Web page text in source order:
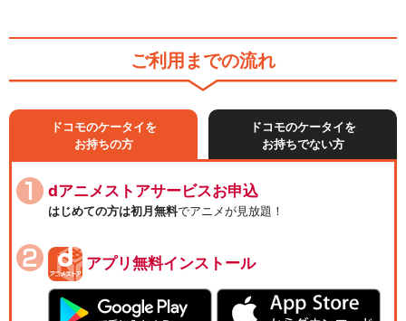
ご利用までの流れ
ドコモのケータイを
お持ちの方
ドコモのケータイを
お持ちでない方
dアニメストアサービスお申込
はじめての方は初月無料でアニメが見放題！
アプリ無料インストール